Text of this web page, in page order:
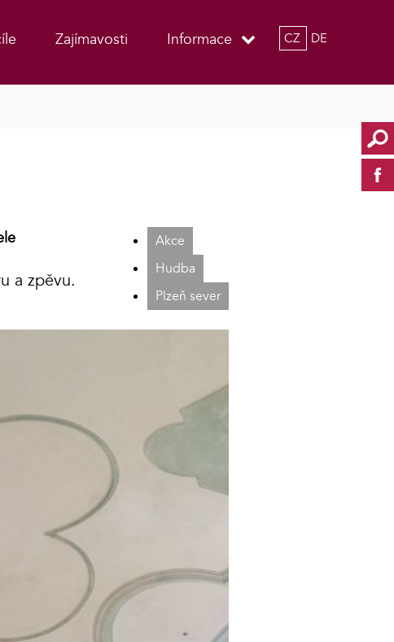
Zajímavosti Informace CZ DE
Akce
Hudba
Plzeň sever
a zpěvu.